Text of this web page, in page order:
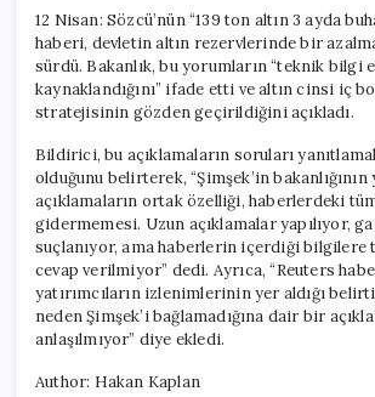
12 Nisan: Sözcü’nün “139 ton altın 3 ayda
haberi, devletin altın rezervlerinde bir
sürdü. Bakanlık, bu yorumların “teknik bilgi
kaynaklandığını” ifade etti ve altın cinsi iç
stratejisinin gözden geçirildiğini açıkladı.
Bildirici, bu açıklamaların soruları
olduğunu belirterek, “Şimşek’in bakanlığının
açıklamaların ortak özelliği, haberlerdeki
gidermemesi. Uzun açıklamalar yapılıyor,
suçlanıyor, ama haberlerin içerdiği bilgilere
cevap verilmiyor” dedi. Ayrıca, “Reuters
yatırımcıların izlenimlerinin yer aldığı
neden Şimşek’i bağlamadığına dair bir
anlaşılmıyor” diye ekledi.
Author: Hakan Kaplan